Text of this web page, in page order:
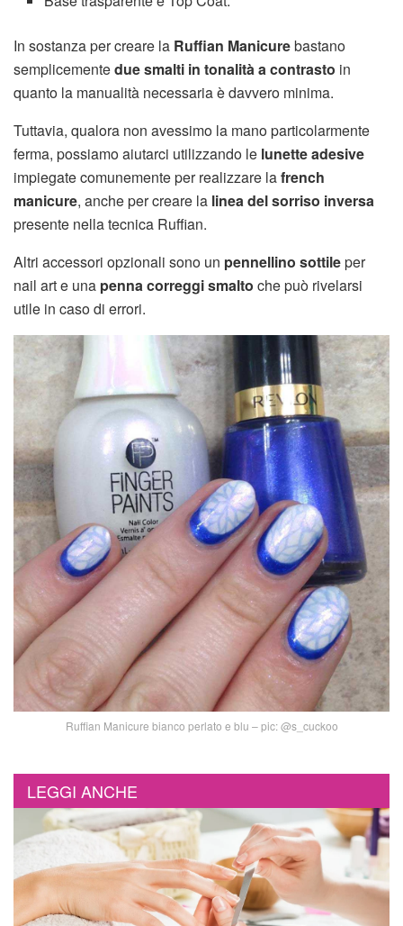
In sostanza per creare la Ruffian Manicurebastano
semplicementedue smalti in tonalità a contrasto in
quanto la manualità necessaria è davvero minima.
Tuttavia, qualora non avessimo la mano particolarmente
ferma, possiamo aiutarci utilizzando le lunette adesive
impiegate comunemente per realizzare lafrench
manicure, anche per creare la linea del sorriso inversa
presente nella tecnica Ruffian.
Altri accessori opzionali sono un pennellino sottileper
nail art e una penna correggi smalto che può rivelarsi
utile in caso di errori.
Ruffian Manicure bianco perlato e blu – pic: @s_cuckoo
LEGGI ANCHE